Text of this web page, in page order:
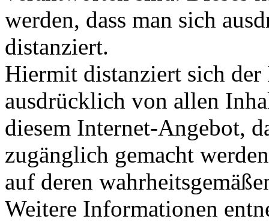
werden, dass man sich
distanziert.
Hiermit distanziert sich der
ausdrücklich von allen
diesem Internet-Angebot,
zugänglich gemacht
auf deren
Weitere Informationen